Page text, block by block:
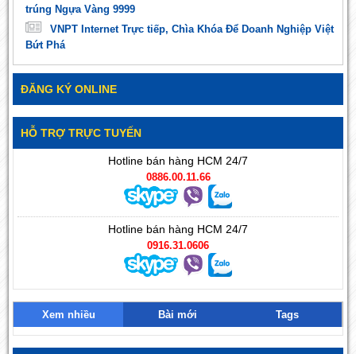
trúng Ngựa Vàng 9999
VNPT Internet Trực tiếp, Chìa Khóa Để Doanh Nghiệp Việt
Bứt Phá
ĐĂNG KÝ ONLINE
HỖ TRỢ TRỰC TUYẾN
Hotline bán hàng HCM 24/7
0886.00.11.66
Hotline bán hàng HCM 24/7
0916.31.0606
Xem nhiều Bài mới Tags